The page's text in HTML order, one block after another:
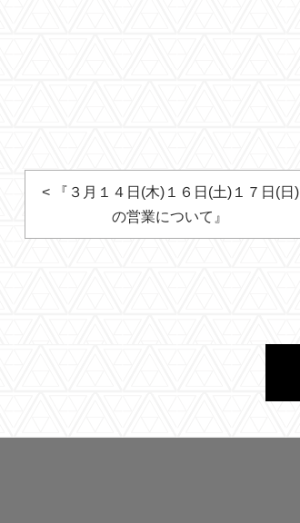
< 『３月１４日(木)１６日(土)１７日(日)
の営業について』